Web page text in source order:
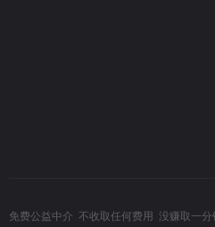
免费公益中介 不收取任何费用 没赚取一